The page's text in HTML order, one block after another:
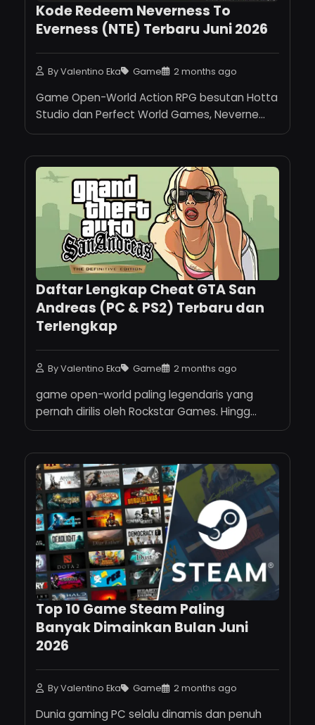
Kode Redeem Neverness To
Everness (NTE) Terbaru Juni 2026
By Valentino Eka Game 2 months ago
Game Open-World Action RPG besutan Hotta
Studio dan Perfect World Games, Neverne...
Daftar Lengkap Cheat GTA San
Andreas (PC & PS2) Terbaru dan
Terlengkap
By Valentino Eka Game 2 months ago
game open-world paling legendaris yang
pernah dirilis oleh Rockstar Games. Hingg...
Top 10 Game Steam Paling
Banyak Dimainkan Bulan Juni
2026
By Valentino Eka Game 2 months ago
Dunia gaming PC selalu dinamis dan penuh